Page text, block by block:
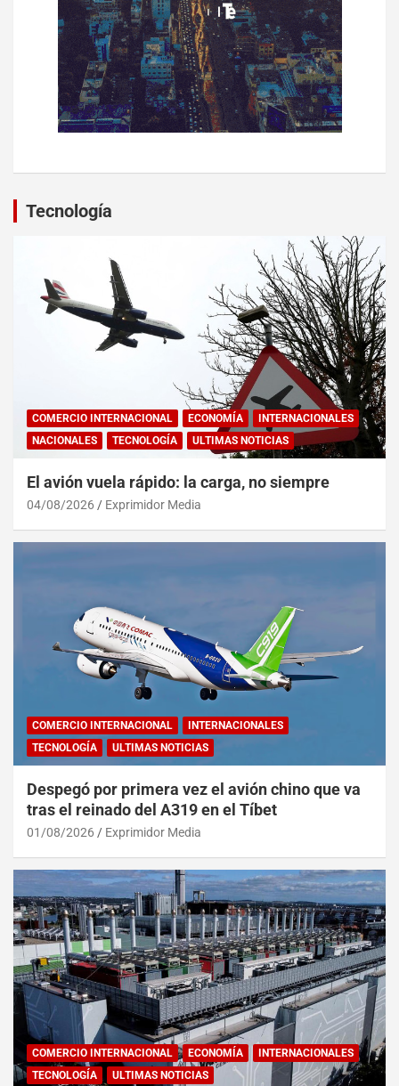
Tecnología
COMERCIO INTERNACIONAL ECONOMÍA
INTERNACIONALES
NACIONALES
TECNOLOGÍA ULTIMAS NOTICIAS
El avión vuela rápido: la carga, no siempre
04/08/2026 Exprimidor Media
COMERCIO INTERNACIONAL
INTERNACIONALES
TECNOLOGÍA
ULTIMAS NOTICIAS
Despegó por primera vez el avión chino que va
tras el reinado del A319 en el Tíbet
01/08/2026 Exprimidor Media
COMERCIO INTERNACIONAL ECONOMÍA
INTERNACIONALES
TECNOLOGÍA
ULTIMAS NOTICIAS